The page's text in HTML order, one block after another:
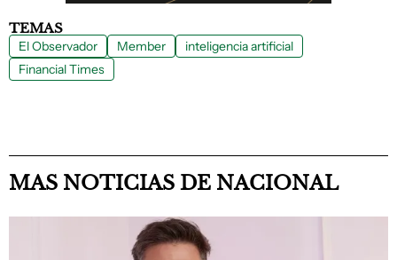
TEMAS
El Observador Member
inteligencia artificial
Financial Times
MAS NOTICIAS DE NACIONAL